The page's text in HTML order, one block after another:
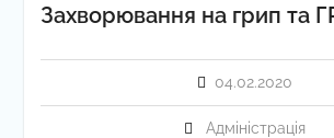
Захворювання на грип та
04.02.2020
Адміністрація